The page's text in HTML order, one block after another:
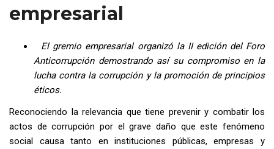
empresarial
El gremio empresarial organizó la II edición del Foro
Anticorrupción demostrando así su compromiso en la
lucha contra la corrupción y la promoción de principios
éticos.
Reconociendo la relevancia que tiene prevenir y combatir los
actos de corrupción por el grave daño que este fenómeno
social causa tanto en instituciones públicas, empresas y